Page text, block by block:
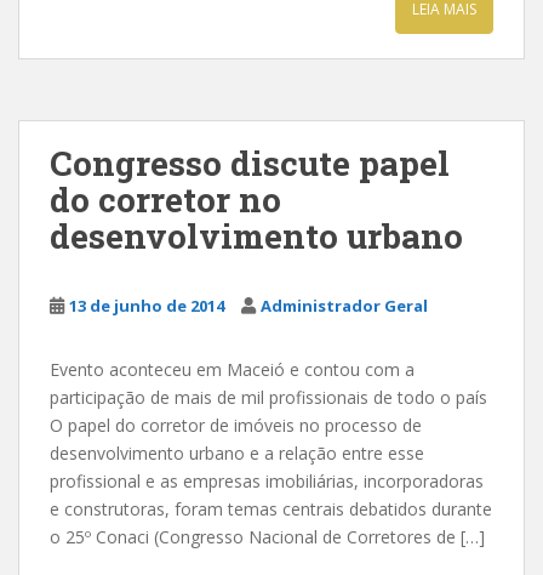
LEIA MAIS
Congresso discute papel
do corretor no
desenvolvimento urbano
13 de junho de 2014 Administrador Geral
Evento aconteceu em Maceió e contou com a
participação de mais de mil profissionais de todo o país
O papel do corretor de imóveis no processo de
desenvolvimento urbano e a relação entre esse
profissional e as empresas imobiliárias, incorporadoras
e construtoras, foram temas centrais debatidos durante
o 25º Conaci (Congresso Nacional de Corretores de […]